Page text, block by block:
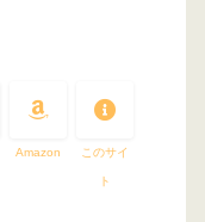
Amazon このサイ
ト